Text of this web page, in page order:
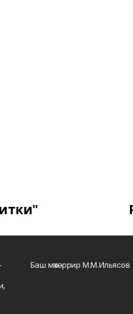
Баш мөхәррир М.М.Ильясов